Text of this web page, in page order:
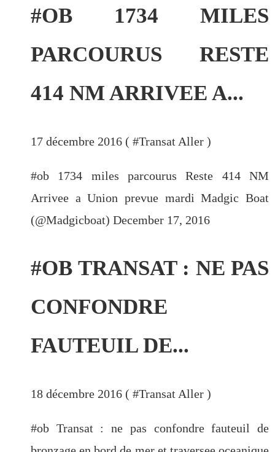
#OB 1734 MILES
PARCOURUS RESTE
414 NM ARRIVEE A...
17 décembre 2016 ( #Transat Aller )
#ob 1734 miles parcourus Reste 414 NM
Arrivee a Union prevue mardi Madgic Boat
(@Madgicboat) December 17, 2016
#OB TRANSAT : NE PAS
CONFONDRE
FAUTEUIL DE...
18 décembre 2016 ( #Transat Aller )
#ob Transat : ne pas confondre fauteuil de